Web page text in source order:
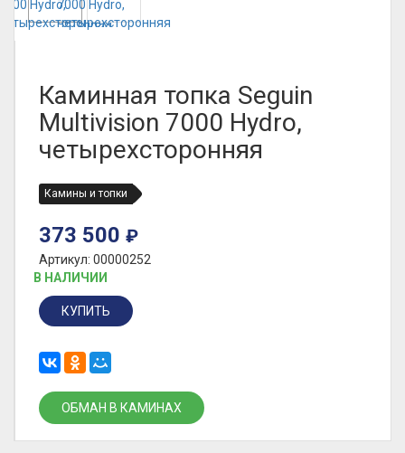
Каминная топка Seguin
Multivision 7000 Hydro,
четырехсторонняя
Камины и топки
373 500 ₽
Артикул: 00000252
В НАЛИЧИИ
КУПИТЬ
ОБМАН В КАМИНАХ